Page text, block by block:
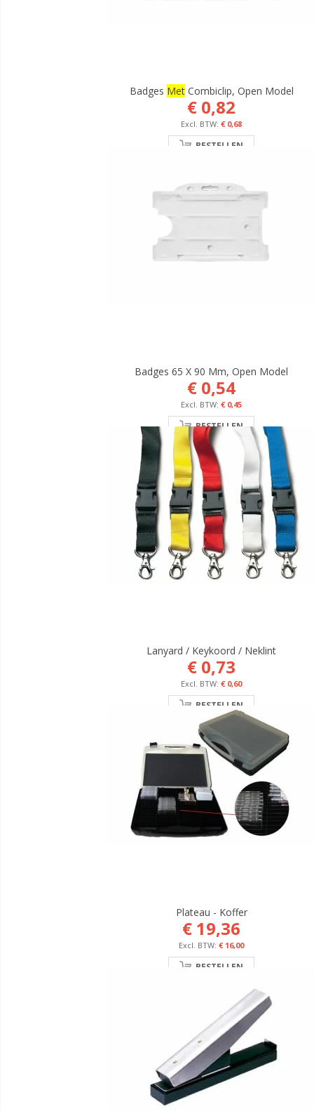
Badges MetCombiclip, Open Model
€ 0,82
€ 0,68
BESTELLEN
Badges 65 X 90 Mm, Open Model
€ 0,54
€ 0,45
BESTELLEN
Lanyard / Keykoord / Neklint
€ 0,73
€ 0,60
BESTELLEN
Plateau - Koffer
€ 19,36
€ 16,00
BESTELLEN